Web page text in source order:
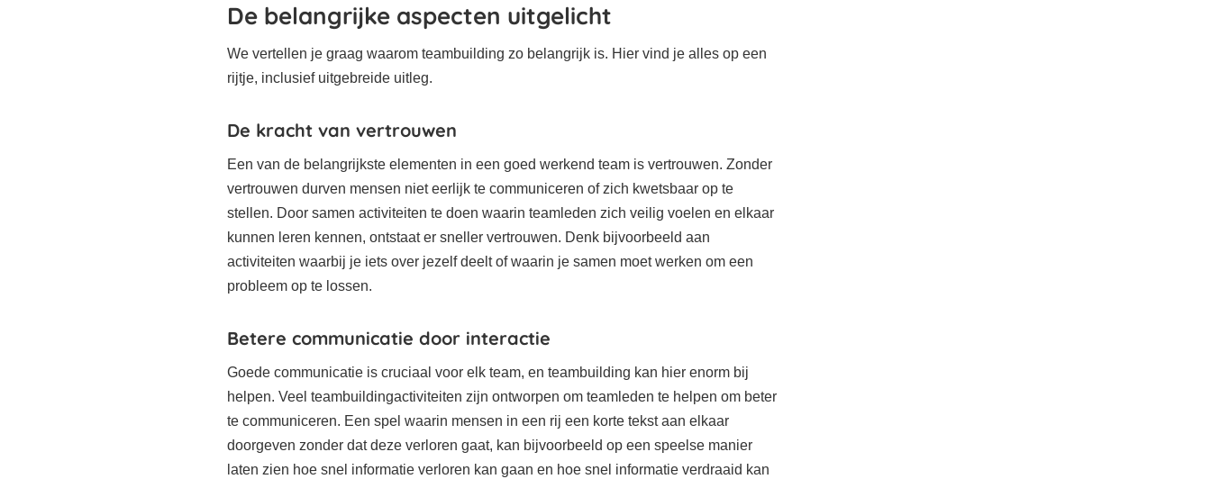
De belangrijke aspecten uitgelicht
We vertellen je graag waarom teambuilding zo belangrijk is. Hier vind je alles op een
rijtje, inclusief uitgebreide uitleg.
De kracht van vertrouwen
Een van de belangrijkste elementen in een goed werkend team is vertrouwen. Zonder
vertrouwen durven mensen niet eerlijk te communiceren of zich kwetsbaar op te
stellen. Door samen activiteiten te doen waarin teamleden zich veilig voelen en elkaar
kunnen leren kennen, ontstaat er sneller vertrouwen. Denk bijvoorbeeld aan
activiteiten waarbij je iets over jezelf deelt of waarin je samen moet werken om een
probleem op te lossen.
Betere communicatie door interactie
Goede communicatie is cruciaal voor elk team, en teambuilding kan hier enorm bij
helpen. Veel teambuildingactiviteiten zijn ontworpen om teamleden te helpen om beter
te communiceren. Een spel waarin mensen in een rij een korte tekst aan elkaar
doorgeven zonder dat deze verloren gaat, kan bijvoorbeeld op een speelse manier
laten zien hoe snel informatie verloren kan gaan en hoe snel informatie verdraaid kan